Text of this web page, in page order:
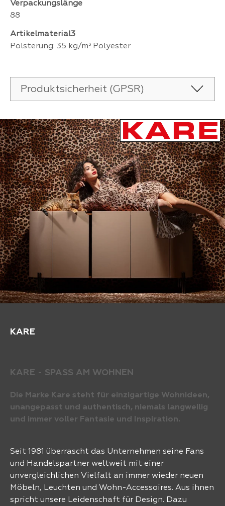
Verpackungslänge
88
Artikelmaterial3
Polsterung: 35 kg/m³ Polyester
Produktsicherheit (GPSR)
KARE
KARE - SPASS AM WOHNEN
Die Marke Kare steht für einzigartige Wohnideen,
unangepasst und authentisch, niemals langweilig
und immer voller Fantasie und Inspiration.
Seit 1981 überrascht das Unternehmen seine Fans
und Handelspartner weltweit mit einer
unvergleichlichen Vielfalt an immer wieder neuen
Möbeln, Leuchten und Wohn-Accessoires. Aus ihnen
spricht unsere Leidenschaft für Design. Dazu